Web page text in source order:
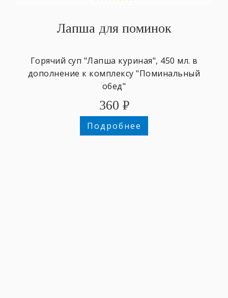
Лапша для поминок
Горячий суп "Лапша куриная", 450 мл. в
дополнение к комплексу "Поминальный
обед"
360 ₽
Подробнее